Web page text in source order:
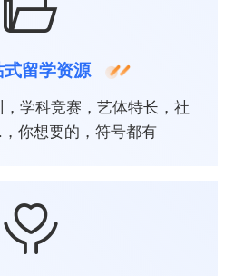
式留学资源
学科竞赛，艺体特长，社
你想要的，符号都有